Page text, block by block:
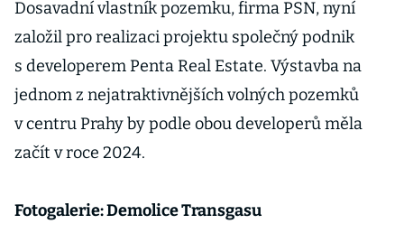
Dosavadní vlastník pozemku, firma PSN, nyní
založil pro realizaci projektu společný podnik
s developerem Penta Real Estate. Výstavba na
jednom z nejatraktivnějších volných pozemků
v centru Prahy by podle obou developerů měla
začít v roce 2024.
Fotogalerie: Demolice Transgasu